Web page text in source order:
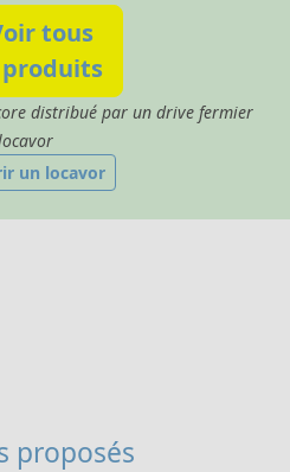
tous
distribué par un drive fermier
un locavor
proposés